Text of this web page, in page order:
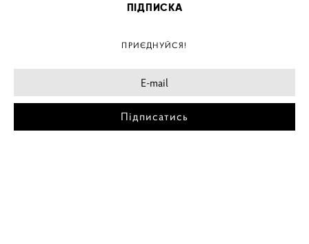
ПІДПИСКА
ПРИЄДНУЙСЯ!
Підписатись